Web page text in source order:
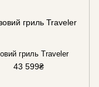
гриль Traveler
43 599₴